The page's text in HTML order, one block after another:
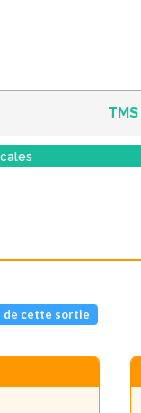
TMS
de cette sortie